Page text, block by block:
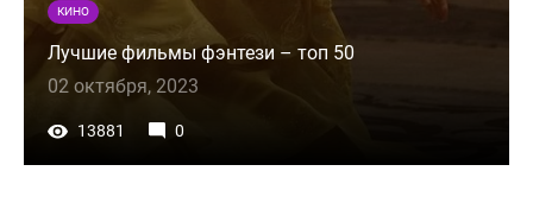
КИНО
Лучшие фильмы фэнтези – топ 50
02 октября, 2023
13881 0